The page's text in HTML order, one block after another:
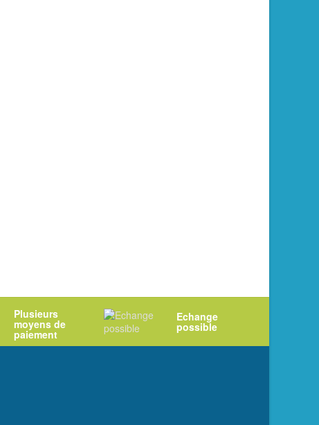
Plusieurs
moyens de
paiement
Echange
possible